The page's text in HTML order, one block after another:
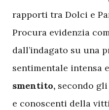
rapporti tra Dolci e
Procura evidenzia
dall’indagato su una
sentimentale intensa
smentito, secondo
e conoscenti della